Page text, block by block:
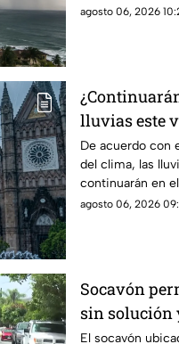
75 a 150 mm
agosto 06, 2026
lluvias este
pronóstico
hoy 7 de
De acuerdo con
del clima, las
continuarán en
Metropolitana de
agosto 06, 2026
Socavón
sin solución
circulación
El socavón